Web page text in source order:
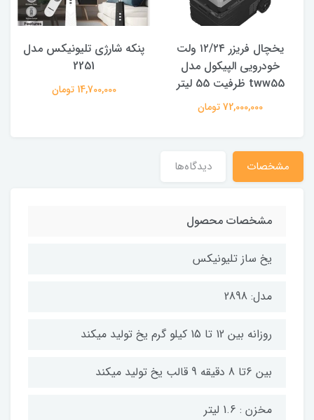
یخچال فریزر ۱۲/۲۴ ولت
خودرویی الپیکول مدل
tww55 ظرفیت 55 لیتر
72,000,000 تومان
پنکه شارژی تلیونیکس مدل
2251
14,700,000 تومان
مشخصات دیدگاه‌ها
مشخصات محصول
یخ ساز تلیونیکس
مدل: 2898
روزانه بین 12 تا 15 کیلو گرم یخ تولید میکند
بین 6تا 8 دقیقه 9 قالب یخ تولید میکند
مخزن : 1.6 لیتر